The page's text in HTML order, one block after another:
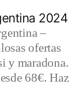
2024
–
ofertas
y maradona.
68€. Haz